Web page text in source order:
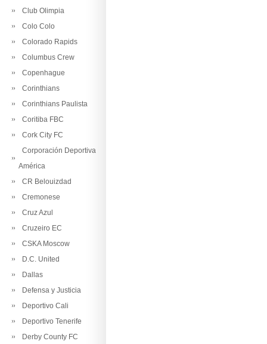
Club Olimpia
Colo Colo
Colorado Rapids
Columbus Crew
Copenhague
Corinthians
Corinthians Paulista
Coritiba FBC
Cork City FC
Corporación Deportiva
América
CR Belouizdad
Cremonese
Cruz Azul
Cruzeiro EC
CSKA Moscow
D.C. United
Dallas
Defensa y Justicia
Deportivo Cali
Deportivo Tenerife
Derby County FC